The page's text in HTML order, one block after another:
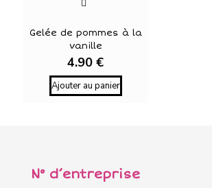
Gelée de pommes à la
vanille
4.90 €
Ajouter au panier
N° d’entreprise